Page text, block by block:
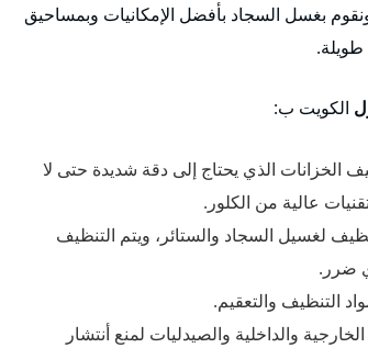
بغسل السجاد بأفضل الإمكانيات وبمساحيق
طويلة.
الكويت ب:
الخزانات الذي يحتاج إلى دقة شديدة حتى لا
عالية من الكلور.
لغسيل السجاد والستائر، ويتم التنظيف
ضرر.
التنظيف والتعقيم.
والداخلية والصيدليات لمنع أنتشار